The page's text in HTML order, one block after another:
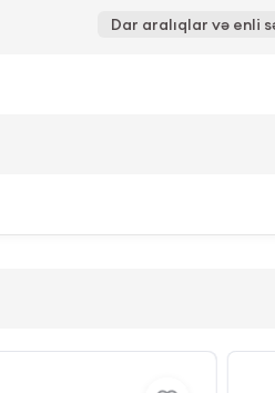
Dar aralıqlar və enli